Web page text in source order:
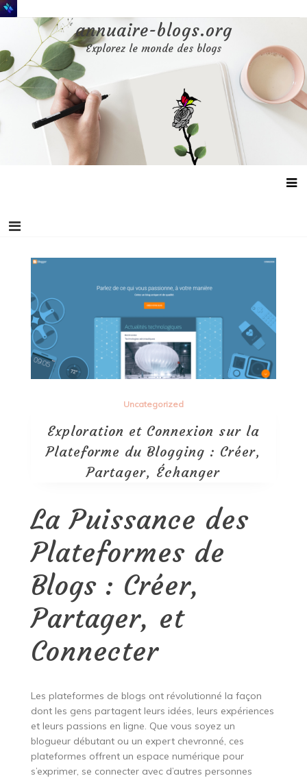
Aller
au
annuaire-blogs.org
Explorez le monde des blogs
Uncategorized
Exploration et Connexion sur la
Plateforme du Blogging : Créer,
Partager, Échanger
La Puissance des
Plateformes de
Blogs : Créer,
Partager, et
Connecter
Les plateformes de blogs ont révolutionné la façon
dont les gens partagent leurs idées, leurs expériences
et leurs passions en ligne. Que vous soyez un
blogueur débutant ou un expert chevronné, ces
plateformes offrent un espace numérique pour
s’exprimer, se connecter avec d’autres personnes